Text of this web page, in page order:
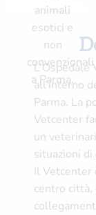
all’interno
Parma. La
Vetcenter
un
situazioni di
Il Vetcenter
centro città,